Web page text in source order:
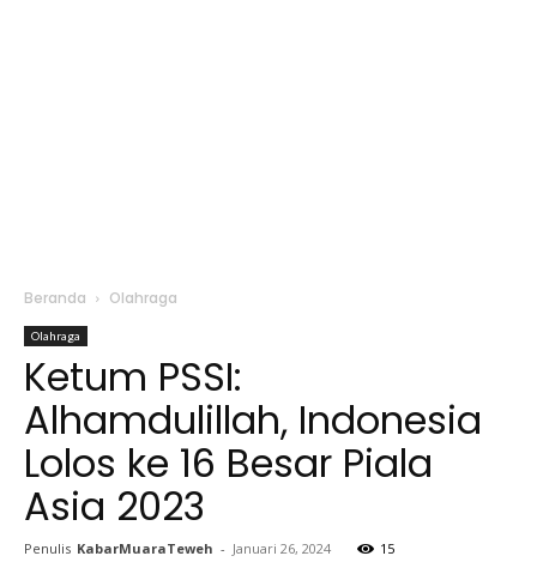
Beranda Olahraga
Olahraga
Ketum PSSI:
Alhamdulillah, Indonesia
Lolos ke 16 Besar Piala
Asia 2023
Penulis KabarMuaraTeweh - Januari 26, 2024 15